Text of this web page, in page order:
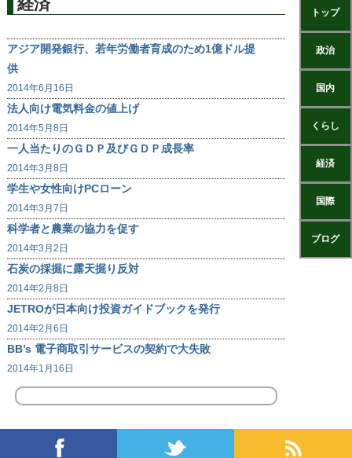
アジア開発銀行、若年労働者育成のため1億ドル提
供
2014年6月16日
法人向け電気料金の値上げ
2014年5月8日
一人当たりのＧＤＰ及びＧＤＰ成長率
2014年3月8日
学生や女性向けPCローン
2014年3月7日
科学者と農業の協力を促す
2014年3月2日
石炭の採掘に露天掘り反対
2014年2月8日
JETROが日本向け投資ガイドブックを発行
2014年2月6日
BB’s 電子商取引サービスの契約で大失敗
2014年1月16日
トップ
政治
国内
くらし
経済
国際
ブログ